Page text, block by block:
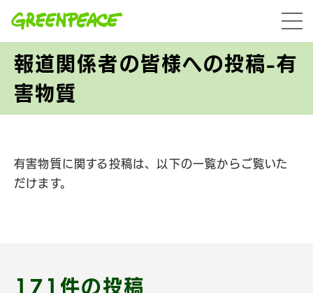
menu
報道関係者の皆様への投稿-有
害物質
有害物質に関する投稿は、以下の一覧からご覧いた
だけます。
171件の投稿